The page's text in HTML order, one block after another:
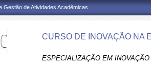
Gestão de Atividades Acadêmicas
CURSO DE INOVAÇÃO NA
ESPECIALIZAÇÃO EM